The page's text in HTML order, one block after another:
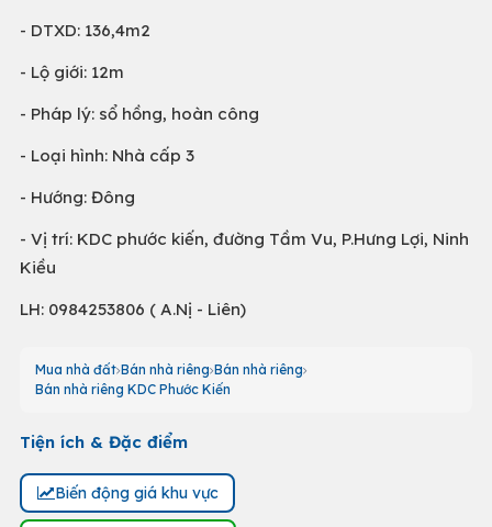
- DTXD: 136,4m2
- Lộ giới: 12m
- Pháp lý: sổ hồng, hoàn công
- Loại hình: Nhà cấp 3
- Hướng: Đông
- Vị trí: KDC phước kiến, đường Tầm Vu, P.Hưng Lợi, Ninh
Kiều
LH: 0984253806 ( A.Nị - Liên)
Mua nhà đất Bán nhà riêng Bán nhà riêng
Bán nhà riêng KDC Phước Kiến
Tiện ích & Đặc điểm
Biến động giá khu vực